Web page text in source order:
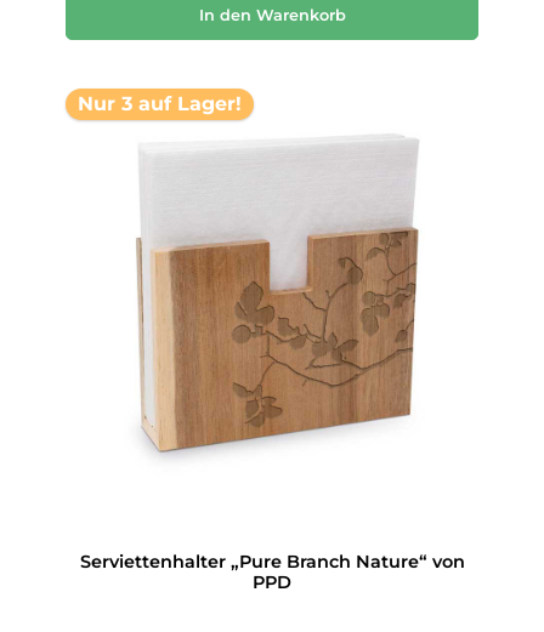
In den Warenkorb
Nur 3 auf Lager!
Serviettenhalter „Pure Branch Nature“ von
PPD